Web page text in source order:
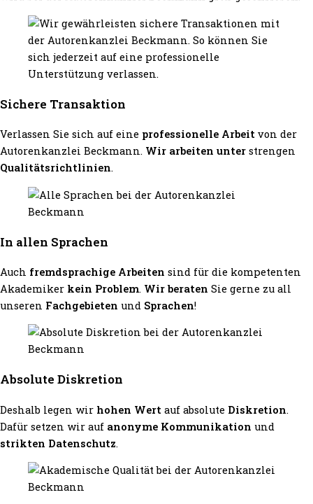
Sichere Transaktion
Verlassen Sie sich auf eine professionelle Arbeit von der
Autorenkanzlei Beckmann. Wir arbeiten unter strengen
Qualitätsrichtlinien.
In allen Sprachen
Auch fremdsprachige Arbeiten sind für die kompetenten
Akademiker kein Problem. Wir beraten Sie gerne zu all
unseren Fachgebieten und Sprachen!
Absolute Diskretion
Deshalb legen wir hohen Wert auf absolute Diskretion.
Dafür setzen wir auf anonyme Kommunikation und
strikten Datenschutz.